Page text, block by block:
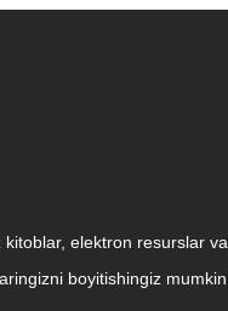
elektron resurslar va
boyitishingiz mumkin.